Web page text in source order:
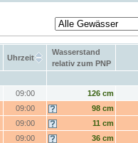
Uhrzeit
Wasserstand
relativ zum PNP
09:00 126 cm
09:00 98 cm
09:00
11 cm
09:00 36 cm